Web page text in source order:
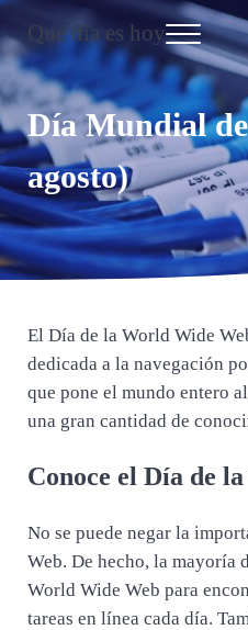
Saltar al contenido principal
Skip to header right navigation
Skip to site footer
Qué dia es hoy
Día Internacional
Menu
Día Mundial
agosto)
El Día de la World Wide
dedicada a la navegación
que pone el mundo entero
una gran cantidad de
Conoce el Día de
No se puede negar la
Web. De hecho, la mayoría
World Wide Web para
tareas en línea cada día.